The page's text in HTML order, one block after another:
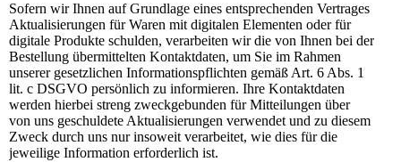
Sofern wir Ihnen auf Grundlage eines entsprechenden Vertrages
Aktualisierungen für Waren mit digitalen Elementen oder für
digitale Produkte schulden, verarbeiten wir die von Ihnen bei der
Bestellung übermittelten Kontaktdaten, um Sie im Rahmen
unserer gesetzlichen Informationspflichten gemäß Art. 6 Abs. 1
lit. c DSGVO persönlich zu informieren. Ihre Kontaktdaten
werden hierbei streng zweckgebunden für Mitteilungen über
von uns geschuldete Aktualisierungen verwendet und zu diesem
Zweck durch uns nur insoweit verarbeitet, wie dies für die
jeweilige Information erforderlich ist.